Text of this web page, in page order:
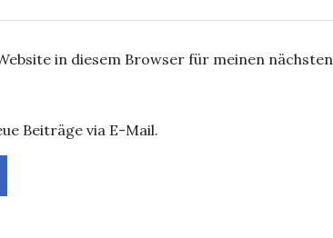
in diesem Browser für meinen nächsten
Beiträge via E-Mail.